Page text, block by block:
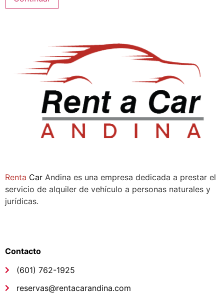
Renta Car Andina es una empresa dedicada a prestar el
servicio de alquiler de vehículo a personas naturales y
jurídicas.
Contacto
(601) 762-1925
reservas@rentacarandina.com